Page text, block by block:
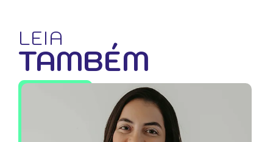
LEIA
TAMBÉM